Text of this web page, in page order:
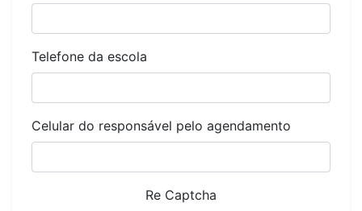
Telefone da escola
Celular do responsável pelo agendamento
Re Captcha